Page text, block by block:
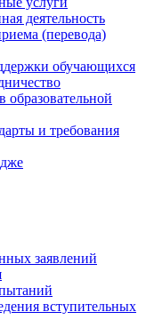
деятельность
(перевода)
обучающихся
образовательной
и требования
заявлений
вступительных